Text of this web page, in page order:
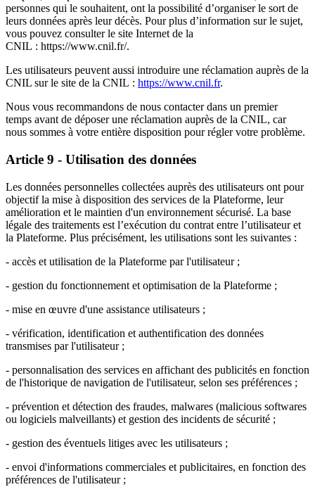
personnes qui le souhaitent, ont la possibilité d’organiser le sort de
leurs données après leur décès. Pour plus d’information sur le sujet,
vous pouvez consulter le site Internet de la
CNIL : https://www.cnil.fr/.
Les utilisateurs peuvent aussi introduire une réclamation auprès de la
CNIL sur le site de la CNIL : https://www.cnil.fr.
Nous vous recommandons de nous contacter dans un premier
temps avant de déposer une réclamation auprès de la CNIL, car
nous sommes à votre entière disposition pour régler votre problème.
Article 9 - Utilisation des données
Les données personnelles collectées auprès des utilisateurs ont pour
objectif la mise à disposition des services de la Plateforme, leur
amélioration et le maintien d'un environnement sécurisé. La base
légale des traitements est l’exécution du contrat entre l’utilisateur et
la Plateforme. Plus précisément, les utilisations sont les suivantes :
- accès et utilisation de la Plateforme par l'utilisateur ;
- gestion du fonctionnement et optimisation de la Plateforme ;
- mise en œuvre d'une assistance utilisateurs ;
- vérification, identification et authentification des données
transmises par l'utilisateur ;
- personnalisation des services en affichant des publicités en fonction
de l'historique de navigation de l'utilisateur, selon ses préférences ;
- prévention et détection des fraudes, malwares (malicious softwares
ou logiciels malveillants) et gestion des incidents de sécurité ;
- gestion des éventuels litiges avec les utilisateurs ;
- envoi d'informations commerciales et publicitaires, en fonction des
préférences de l'utilisateur ;